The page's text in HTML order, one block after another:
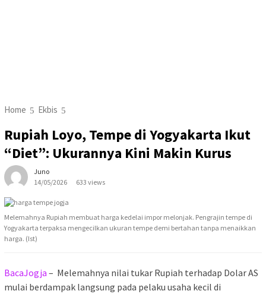
Home Ekbis
Rupiah Loyo, Tempe di Yogyakarta Ikut
“Diet”: Ukurannya Kini Makin Kurus
Juno
14/05/2026
633 views
Melemahnya Rupiah membuat harga kedelai impor melonjak. Pengrajin tempe di
Yogyakarta terpaksa mengecilkan ukuran tempe demi bertahan tanpa menaikkan
harga. (Ist)
BacaJogja – Melemahnya nilai tukar Rupiah terhadap Dolar AS
mulai berdampak langsung pada pelaku usaha kecil di